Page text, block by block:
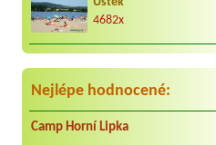
4682x
Nejlépe hodnocené:
Camp Horní Lipka